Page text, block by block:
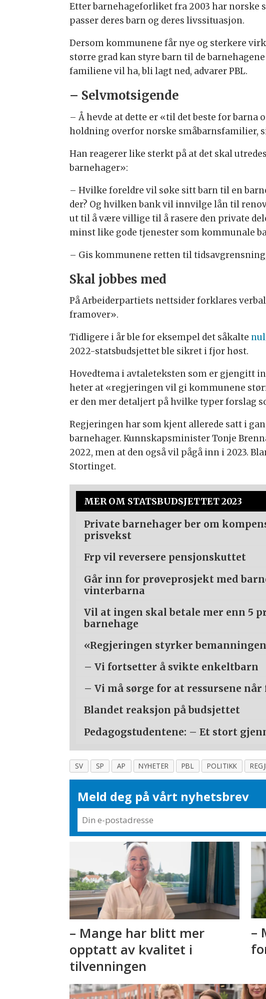
Etter barnehageforliket fra 2003 har
passer deres barn og deres livssituasjon.
Dersom kommunene får nye og sterkere
større grad kan styre barn til de
familiene vil ha, bli lagt ned, advarer PBL.
– Selvmotsigende
– Å hevde at dette er «til det beste for
holdning overfor norske småbarnsfamilier,
Han reagerer like sterkt på at det skal
barnehager»:
– Hvilke foreldre vil søke sitt barn til en
der? Og hvilken bank vil innvilge lån til
ut til å være villige til å rasere den private
minst like gode tjenester som kommunale
– Gis kommunene retten til
Skal jobbes med
På Arbeiderpartiets nettsider forklares
framover».
Tidligere i år ble for eksempel det såkalte
2022-statsbudsjettet ble sikret i fjor høst.
Hovedtema i avtaleteksten som er gjengitt
heter at «regjeringen vil gi kommunene
er den mer detaljert på hvilke typer forslag
Regjeringen har som kjent allerede satt i
barnehager. Kunnskapsminister Tonje
2022, men at den også vil pågå inn i 2023.
Stortinget.
MER OM STATSBUDSJETTET 2023
Private barnehager ber om
prisvekst
Frp vil reversere pensjonskuttet
Går inn for prøveprosjekt med
vinterbarna
Vil at ingen skal betale mer enn 5
barnehage
«Regjeringen styrker
– Vi fortsetter å svikte enkeltbarn
– Vi må sørge for at ressursene
Blandet reaksjon på budsjettet
Pedagogstudentene: – Et stort
SV SP AP NYHETER PBL POLITIKK
Meld deg på vårt nyhetsbrev
– Mange har blitt mer
opptatt av kvalitet i
tilvenningen
–